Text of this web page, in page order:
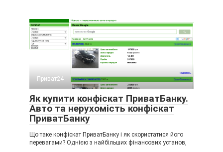
Приват24
Як купити конфіскат ПриватБанку.
Авто та нерухомість конфіскат
ПриватБанку
Що таке конфіскат ПриватБанку і як скористатися його
перевагами? Однією з найбільших фінансових установ,